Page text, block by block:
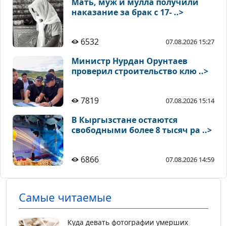
наказание за брак с 17- ..>
6532 07.08.2026 15:27
Министр Нурдан Орунтаев
проверил строительство клю ..>
7819 07.08.2026 15:14
В Кыргызстане остаются
свободными более 8 тысяч ра ..>
6866 07.08.2026 14:59
Самые читаемые
Куда девать фотографии умерших